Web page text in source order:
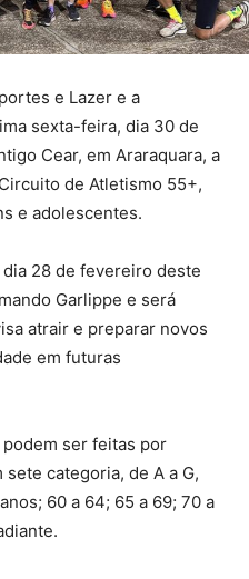
e Lazer e a
sexta-feira, dia 30 de
Cear, em Araraquara, a
de Atletismo 55+,
e adolescentes.
28 de fevereiro deste
Garlippe e será
atrair e preparar novos
em futuras
ser feitas por
categoria, de A a G,
60 a 64; 65 a 69; 70 a